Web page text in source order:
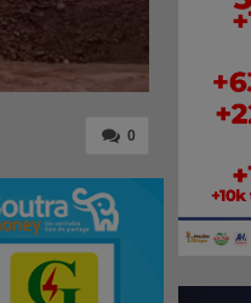
0